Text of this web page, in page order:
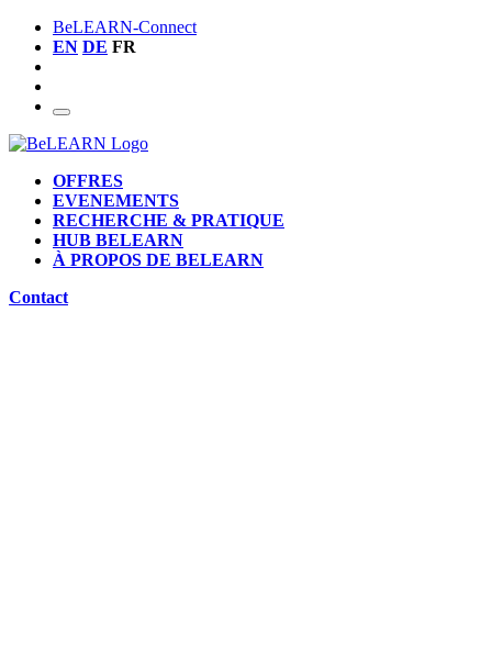
BeLEARN-Connect
EN DE FR
OFFRES
EVENEMENTS
RECHERCHE & PRATIQUE
HUB BELEARN
À PROPOS DE BELEARN
Contact